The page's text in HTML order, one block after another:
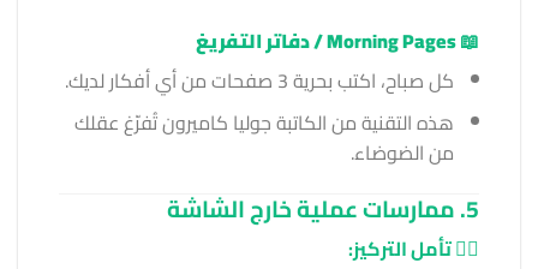
📖Morning Pages / دفاتر التفريغ
كل صباح، اكتب بحرية 3 صفحات من أي أفكار لديك.
هذه التقنية من الكاتبة جوليا كاميرون تُفرّغ عقلك
من الضوضاء.
5. ممارسات عملية خارج الشاشة
🧘‍♂️ تأمل التركيز: